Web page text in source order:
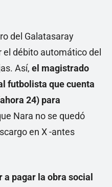
del Galatasaray
débito automático del
Así, el magistrado
futbolista que cuenta
24) para
Nara no se quedó
en X -antes
a pagar la obra social